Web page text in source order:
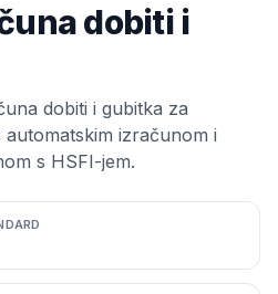
dobiti i
dobiti i gubitka za
izračunom i
s HSFI-jem.